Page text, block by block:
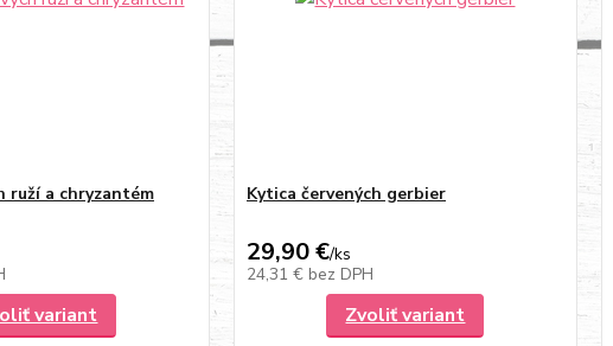
ruží a chryzantém
variant
Kytica červených gerbier
29,90 €/ks
24,31 € bez DPH
Zvoliť variant